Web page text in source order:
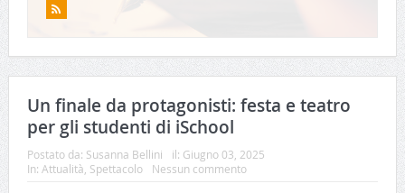
Un finale da protagonisti: festa e teatro
per gli studenti di iSchool
Postato da: Susanna Bellini il: Giugno 03, 2025
In: Attualità, Spettacolo Nessun commento